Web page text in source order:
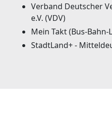
Verband Deutscher
e.V. (VDV)
Mein Takt (Bus-Bahn-
StadtLand+ -